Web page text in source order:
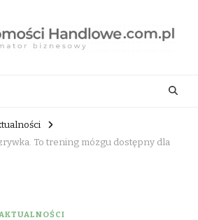
To trening mózgu dostępny dla
AKTUALNOŚCI